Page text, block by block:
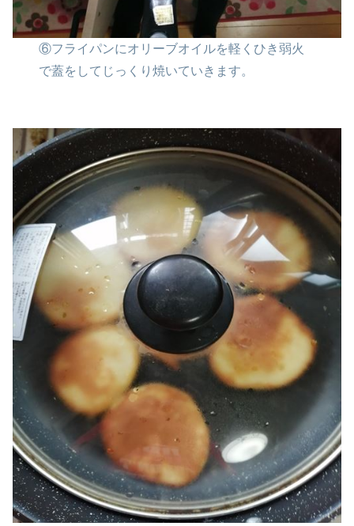
⑥フライパンにオリーブオイルを軽くひき弱火
で蓋をしてじっくり焼いていきます。